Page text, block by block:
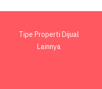
Tipe Properti Dijual
Lainnya